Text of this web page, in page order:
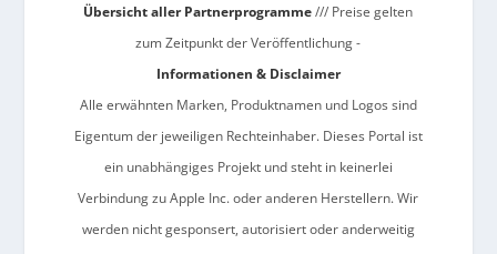
Übersicht aller Partnerprogramme/// Preise gelten
zum Zeitpunkt der Veröffentlichung -
Informationen & Disclaimer
Alle erwähnten Marken, Produktnamen und Logos sind
Eigentum der jeweiligen Rechteinhaber. Dieses Portal ist
ein unabhängiges Projekt und steht in keinerlei
Verbindung zu Apple Inc. oder anderen Herstellern. Wir
werden nicht gesponsert, autorisiert oder anderweitig